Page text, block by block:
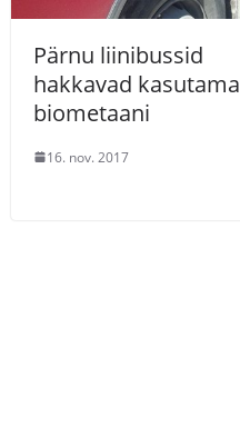
Pärnu liinibussid
hakkavad kasutama
biometaani
16. nov. 2017